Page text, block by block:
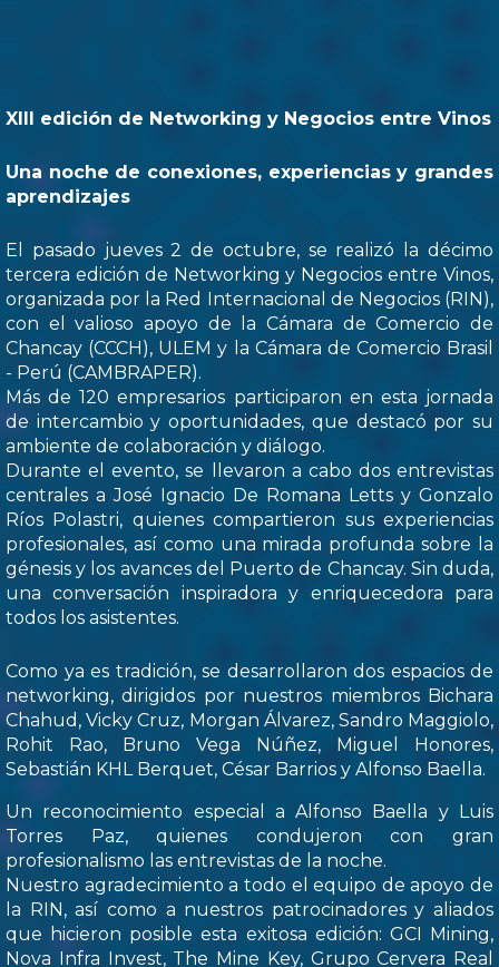
XIII edición de Networking y Negocios entre Vinos
Una noche de conexiones, experiencias y grandes
aprendizajes
El pasado jueves 2 de octubre, se realizó la décimo
tercera edición de Networking y Negocios entre Vinos,
organizada por la Red Internacional de Negocios (RIN),
con el valioso apoyo de la Cámara de Comercio de
Chancay (CCCH), ULEM y la Cámara de Comercio Brasil
- Perú (CAMBRAPER).
Más de 120 empresarios participaron en esta jornada
de intercambio y oportunidades, que destacó por su
ambiente de colaboración y diálogo.
Durante el evento, se llevaron a cabo dos entrevistas
centrales a José Ignacio De Romana Letts y Gonzalo
Ríos Polastri, quienes compartieron sus experiencias
profesionales, así como una mirada profunda sobre la
génesis y los avances del Puerto de Chancay. Sin duda,
una conversación inspiradora y enriquecedora para
todos los asistentes.
Como ya es tradición, se desarrollaron dos espacios de
networking, dirigidos por nuestros miembros Bichara
Chahud, Vicky Cruz, Morgan Álvarez, Sandro Maggiolo,
Rohit Rao, Bruno Vega Núñez, Miguel Honores,
Sebastián KHL Berquet, César Barrios y Alfonso Baella.
Un reconocimiento especial a Alfonso Baella y Luis
Torres Paz, quienes condujeron con gran
profesionalismo las entrevistas de la noche.
Nuestro agradecimiento a todo el equipo de apoyo de
la RIN, así como a nuestros patrocinadores y aliados
que hicieron posible esta exitosa edición: GCI Mining,
Nova Infra Invest, The Mine Key, Grupo Cervera Real